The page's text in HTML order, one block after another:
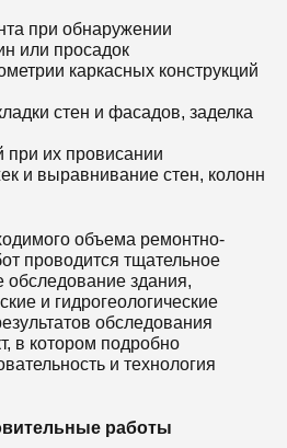
при обнаружении
или просадок
каркасных конструкций
стен и фасадов, заделка
их провисании
и выравнивание стен, колонн
объема ремонтно-
проводится тщательное
обследование здания,
и гидрогеологические
обследования
в котором подробно
и технология
работы